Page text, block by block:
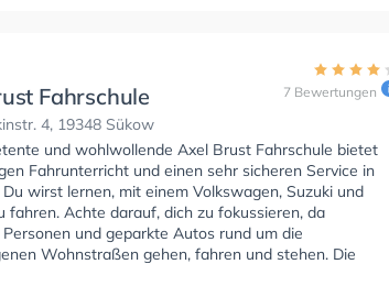
Fahrschule
4, 19348 Sükow
7 Bewertungen
und wohlwollende Axel Brust Fahrschule bietet
Fahrunterricht und einen sehr sicheren Service in
Du wirst lernen, mit einem Volkswagen, Suzuki und
fahren. Achte darauf, dich zu fokussieren, da
und geparkte Autos rund um die
Wohnstraßen gehen, fahren und stehen. Die
bietet Exzellente Bedingungen um deine Klasse A1,